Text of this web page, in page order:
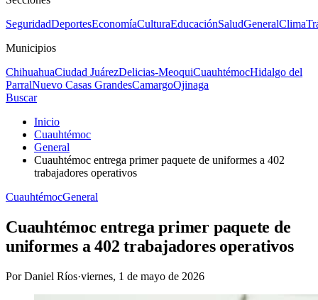
SeguridadDeportesEconomíaCulturaEducaciónSaludGeneralClima
Municipios
ChihuahuaCiudad JuárezDelicias-MeoquiCuauhtémocHidalgo del
ParralNuevo Casas GrandesCamargoOjinaga
Buscar
Inicio
Cuauhtémoc
General
Cuauhtémoc entrega primer paquete de uniformes a 402
trabajadores operativos
CuauhtémocGeneral
Cuauhtémoc entrega primer paquete de
uniformes a 402 trabajadores operativos
PorDaniel Ríos·viernes, 1 de mayo de 2026